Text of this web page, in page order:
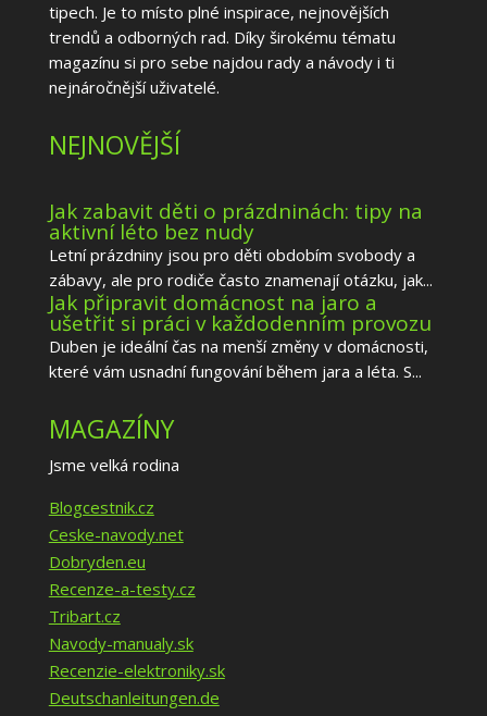
tipech. Je to místo plné inspirace, nejnovějších
trendů a odborných rad. Díky širokému tématu
magazínu si pro sebe najdou rady a návody i ti
nejnáročnější uživatelé.
NEJNOVĚJŠÍ
Jak zabavit děti o prázdninách: tipy na
aktivní léto bez nudy
Letní prázdniny jsou pro děti obdobím svobody a
zábavy, ale pro rodiče často znamenají otázku, jak...
Jak připravit domácnost na jaro a
ušetřit si práci v každodenním provozu
Duben je ideální čas na menší změny v domácnosti,
které vám usnadní fungování během jara a léta. S...
MAGAZÍNY
Jsme velká rodina
Blogcestnik.cz
Ceske-navody.net
Dobryden.eu
Recenze-a-testy.cz
Tribart.cz
Navody-manualy.sk
Recenzie-elektroniky.sk
Deutschanleitungen.de